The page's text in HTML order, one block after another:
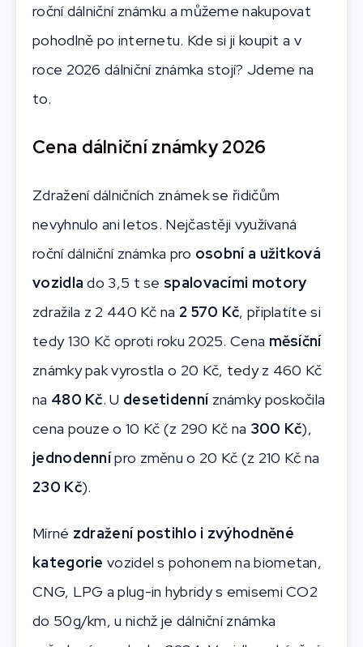
roční dálniční známku a můžeme nakupovat
pohodlně po internetu. Kde si ji koupit a v
roce 2026 dálniční známka stojí? Jdeme na
to.
Cena dálniční známky 2026
Zdražení dálničních známek se řidičům
nevyhnulo ani letos. Nejčastěji využívaná
roční dálniční známka pro osobní a užitková
vozidla do 3,5 t se spalovacími motory
zdražila z 2 440 Kč na 2 570 Kč, připlatíte si
tedy 130 Kč oproti roku 2025. Cena měsíční
známky pak vyrostla o 20 Kč, tedy z 460 Kč
na 480 Kč. U desetidenní známky poskočila
cena pouze o 10 Kč (z 290 Kč na 300 Kč),
jednodennípro změnu o 20 Kč (z 210 Kč na
230 Kč).
Mírné zdražení postihlo i zvýhodněné
kategorie vozidel s pohonem na biometan,
CNG, LPG a plug-in hybridy s emisemi CO2
do 50g/km, u nichž je dálniční známka